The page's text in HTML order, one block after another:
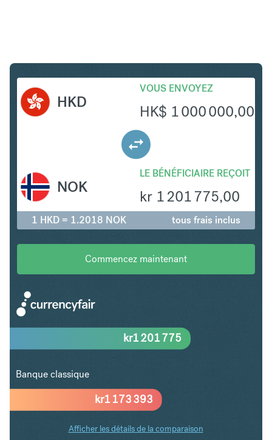
HKD
VOUS ENVOYEZ
HK$ 1 000 000,00
LE BÉNÉFICIAIRE REÇOIT
kr 1 201 775,00
NOK
1 HKD = 1.2018 NOK tous frais inclus
Commencez maintenant
kr1 173 393
kr1 201 775
Banque classique
Afficher les détails de la comparaison